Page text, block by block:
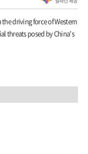
driving force of Western
threats posed by China's